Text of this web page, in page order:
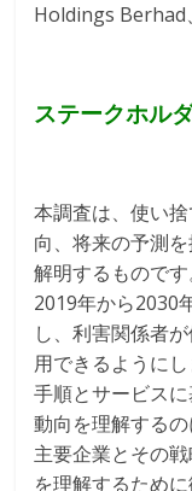
Holdings Berhad
ステークホル
本調査は、使い
向、将来の予測
解明するものです
2019年から2030
し、利害関係者
用できるようにし
手順とサービス
動向を理解するの
主要企業とその
を理解するため